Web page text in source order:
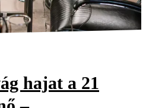
hajat a 21